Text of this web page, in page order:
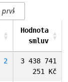
Hodnota
smluv
2
3 438 741
251 Kč